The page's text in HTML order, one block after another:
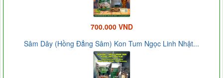
700.000 VND
Sâm Dây (Hồng Đẳng Sâm) Kon Tum Ngọc Linh Nhật...